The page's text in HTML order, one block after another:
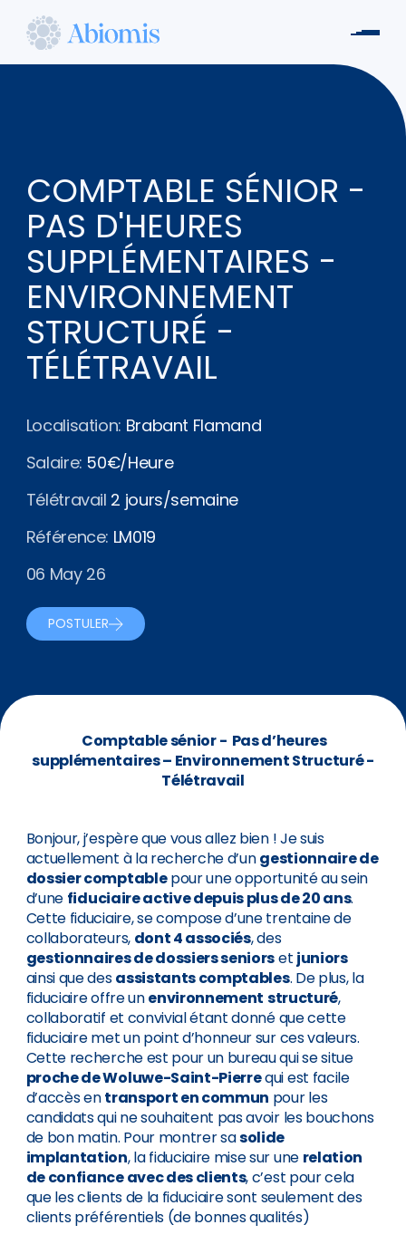
contenu
Abiomis
COMPTABLE SÉNIOR -
PAS D'HEURES
SUPPLÉMENTAIRES -
ENVIRONNEMENT
STRUCTURÉ -
TÉLÉTRAVAIL
Localisation: Brabant Flamand
Salaire: 50€/Heure
Télétravail 2 jours/semaine
Référence: LM019
06 May 26
POSTULER
Comptable sénior - Pas d’heures
supplémentaires – Environnement Structuré -
Télétravail
Bonjour, j’espère que vous allez bien ! Je suis
actuellement à la recherche d’ungestionnaire de
dossier comptablepour une opportunité au sein
d’une fiduciaire active depuis plus de 20 ans.
Cette fiduciaire, se compose d’une trentaine de
collaborateurs, dont 4 associés, des
gestionnaires de dossiers seniorset juniors
ainsi que desassistants comptables. De plus, la
fiduciaire offre unenvironnement structuré,
collaboratif et convivial étant donné que cette
fiduciaire met un point d’honneur sur ces valeurs.
Cette recherche est pour un bureau qui se situe
proche de Woluwe-Saint-Pierrequi est facile
d’accès entransport en commun pour les
candidats qui ne souhaitent pas avoir les bouchons
de bon matin. Pour montrer sasolide
implantation, la fiduciaire mise sur une relation
de confiance avec des clients, c’est pour cela
que les clients de la fiduciaire sont seulement des
clients préférentiels (de bonnes qualités)